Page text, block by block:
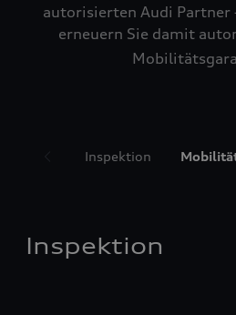
autorisierten Audi Partner
erneuern Sie damit
Inspektion
Inspektion